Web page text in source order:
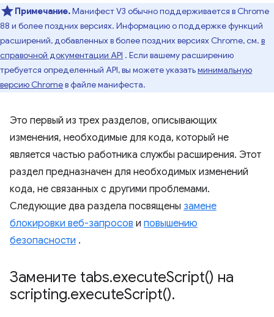
Примечание.Манифест V3 обычно поддерживается в Chrome
88 и более поздних версиях. Информацию о поддержке функций
расширений, добавленных в более поздних версиях Chrome, см. в
справочной документации API . Если вашему расширению
требуется определенный API, вы можете указатьминимальную
версию Chromeв файле манифеста.
Это первый из трех разделов, описывающих
изменения, необходимые для кода, который не
является частью работника службы расширения. Этот
раздел предназначен для необходимых изменений
кода, не связанных с другими проблемами.
Следующие два раздела посвящены замене
блокировки веб-запросов и повышению
безопасности .
Замените tabs.executeScript() на
scripting.executeScript().